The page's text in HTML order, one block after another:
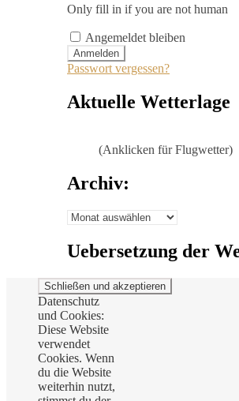
Only fill in if you are not human
Angemeldet bleiben
Passwort vergessen?
Aktuelle Wetterlage
(Anklicken für Flugwetter)
Archiv:
Archiv:
Uebersetzung der
Datenschutz
und Cookies:
Diese Website
verwendet
Cookies. Wenn
du die Website
weiterhin nutzt,